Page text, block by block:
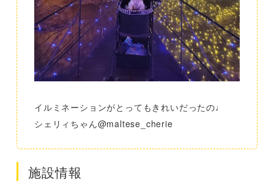
イルミネーションがとってもきれいだったの♩
シェリィちゃん@maltese_cherie
施設情報